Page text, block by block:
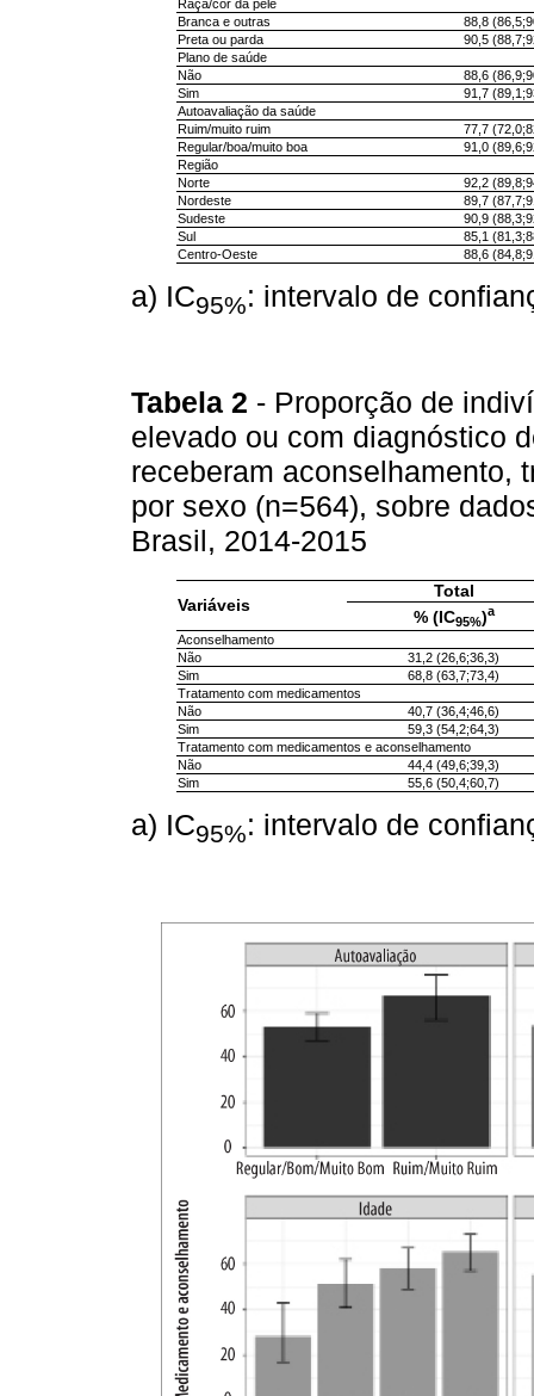
Raça/cor da pele
Branca e outras
88,8
Preta ou parda
90,5
Plano de saúde
Não
88,6
Sim
91,7
Autoavaliação da saúde
Ruim/muito ruim
77,7
Regular/boa/muito boa
91,0
Região
Norte
92,2
Nordeste
89,7
Sudeste
90,9
Sul
85,1
Centro-Oeste
88,6
a) IC95%: intervalo de
Tabela 2 - Proporção de
elevado ou com diagnóstico
receberam aconselhamento,
por sexo (n=564), sobre
Brasil, 2014-2015
Variáveis
Total
% (IC95%)a
Aconselhamento
Não
31,2 (26,6;36,3)
Sim
68,8 (63,7;73,4)
Tratamento com medicamentos
Não
40,7 (36,4;46,6)
Sim
59,3 (54,2;64,3)
Tratamento com medicamentos e aconselhamento
Não
44,4 (49,6;39,3)
Sim
55,6 (50,4;60,7)
a) IC95%: intervalo de